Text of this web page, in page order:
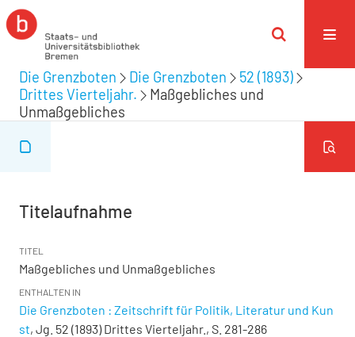
Die Grenzboten Die Grenzboten
52 (1893)
Drittes Vierteljahr.
Maßgebliches und
Unmaßgebliches
Titelaufnahme
TITEL
Maßgebliches und Unmaßgebliches
ENTHALTEN IN
Die Grenzboten : Zeitschrift für Politik, Literatur und Kun
st, Jg. 52 (1893) Drittes Vierteljahr., S. 281-286